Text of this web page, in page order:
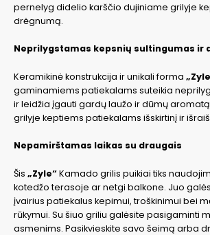
pernelyg didelio karščio dujiniame grilyje
drėgnumą.
Neprilygstamas kepsnių sultingumas ir
Keramikinė konstrukcija ir unikali forma
gaminamiems patiekalams suteikia
ir leidžia įgauti gardų laužo ir dūmų
grilyje keptiems patiekalams išskirtinį ir
Nepamirštamas laikas su draugais
Šis „Zyle“Kamado grilis puikiai tiks
kotedžo terasoje ar netgi balkone. Juo
įvairius patiekalus kepimui, troškinimui bei
rūkymui. Su šiuo griliu galėsite pasigaminti
asmenims. Pasikvieskite savo šeimą arba